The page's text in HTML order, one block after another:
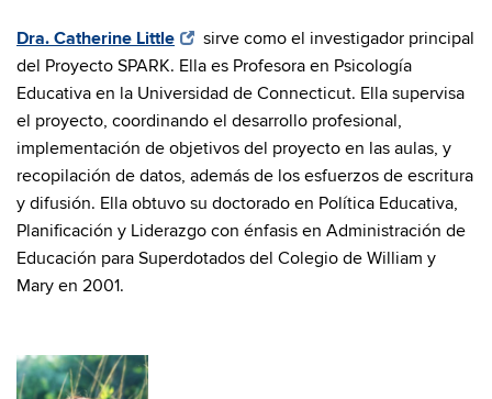
Dra. Catherine Little
sirve como el investigador principal
del Proyecto SPARK. Ella es Profesora en Psicología
Educativa en la Universidad de Connecticut. Ella supervisa
el proyecto, coordinando el desarrollo profesional,
implementación de objetivos del proyecto en las aulas, y
recopilación de datos, además de los esfuerzos de escritura
y difusión. Ella obtuvo su doctorado en Política Educativa,
Planificación y Liderazgo con énfasis en Administración de
Educación para Superdotados del Colegio de William y
Mary en 2001.